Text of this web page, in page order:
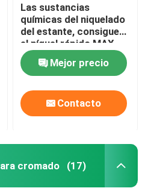
Las sustancias
químicas del niquelado
del estante, consiguen
el níquel rápido MAX
870 del buen brillo
Mejor precio
Contacto
cromado (17)